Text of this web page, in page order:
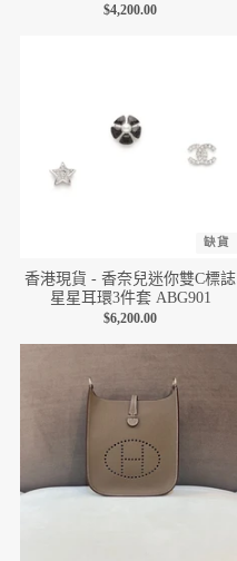
$4,200.00
缺貨
香港現貨 - 香奈兒迷你雙C標誌
星星耳環3件套 ABG901
$6,200.00